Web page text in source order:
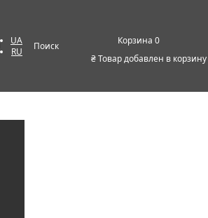
UA
RU
Поиск
0
₴Товар добавлен в корзину